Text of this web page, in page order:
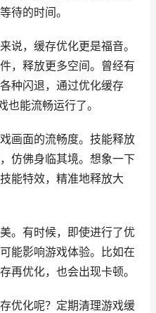
待的时间。
说，缓存优化更是福音。
，释放更多空间。曾经有
种闪退，通过优化缓存
也能流畅运行了。
画面的流畅度。技能释放
仿佛身临其境。想象一下
能特效，精准地释放大
。有时候，即使进行了优
能影响游戏体验。比如在
再优化，也会出现卡顿。
优化呢？定期清理游戏缓